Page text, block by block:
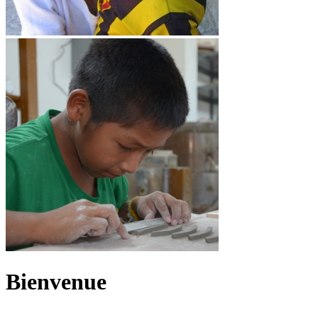
Bienvenue